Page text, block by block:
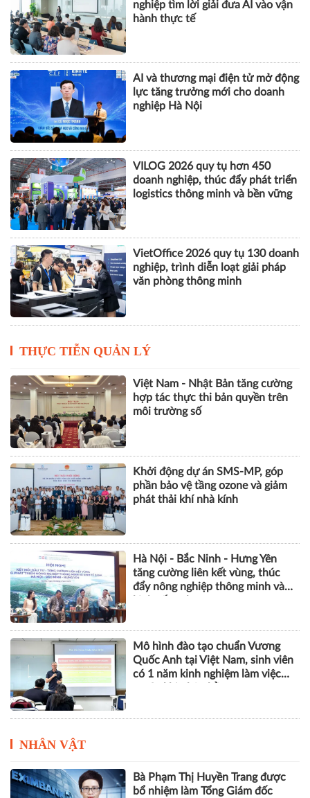
nghiệp tìm lời giải đưa AI vào vận
hành thực tế
AI và thương mại điện tử mở động
lực tăng trưởng mới cho doanh
nghiệp Hà Nội
VILOG 2026 quy tụ hơn 450
doanh nghiệp, thúc đẩy phát triển
logistics thông minh và bền vững
VietOffice 2026 quy tụ 130 doanh
nghiệp, trình diễn loạt giải pháp
văn phòng thông minh
THỰC TIỄN QUẢN LÝ
Việt Nam - Nhật Bản tăng cường
hợp tác thực thi bản quyền trên
môi trường số
Khởi động dự án SMS-MP, góp
phần bảo vệ tầng ozone và giảm
phát thải khí nhà kính
Hà Nội - Bắc Ninh - Hưng Yên
tăng cường liên kết vùng, thúc
đẩy nông nghiệp thông minh và
Mô hình đào tạo chuẩn Vương
Quốc Anh tại Việt Nam, sinh viên
có 1 năm kinh nghiệm làm việc
NHÂN VẬT
Bà Phạm Thị Huyền Trang được
bổ nhiệm làm Tổng Giám đốc